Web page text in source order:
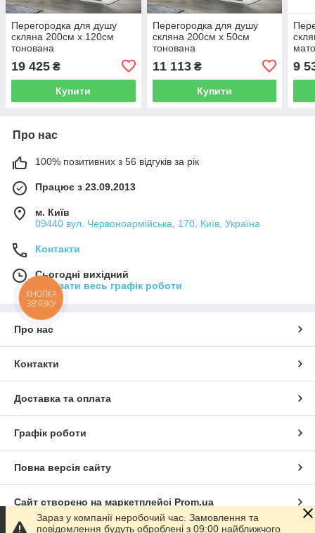
Перегородка для душу
скляна 200см х 120см
тонована
19 425 ₴
Купити
Перегородка для душу
скляна 200см х 50см
тонована
11 113₴
Купити
9
Про нас
100% позитивних з 56 відгуків за рік
Працює з 23.09.2013
м. Київ
09440 вул. Червоноармійська, 170, Київ, Україна
Контакти
Сьогодні вихідний
Показати весь графік роботи
Про нас
Контакти
Доставка та оплата
Графік роботи
Повна версія сайту
Сайт створено на маркетплейсі Prom.ua
Зараз у компанії неробочий час. Замовлення та
повідомлення будуть оброблені з 09:00 найближчого
КНОПКА
ЗВ'ЯЗКУ